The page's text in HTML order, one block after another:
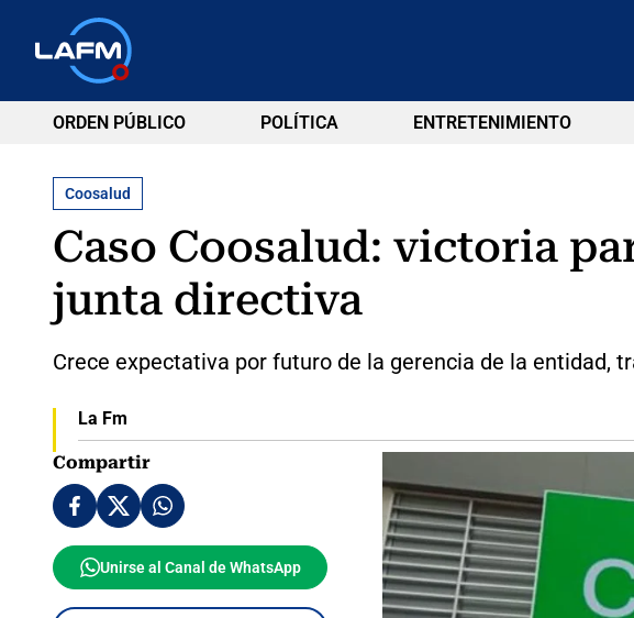
ORDEN PÚBLICO POLÍTICA ENTRETENIMIENTO
Coosalud
Caso Coosalud: victoria
junta directiva
Crece expectativa por futuro de la gerencia de la entidad,
La Fm
Compartir
Unirse al Canal de WhatsApp